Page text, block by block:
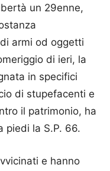
un 29enne,
armi od oggetti
di ieri, la
in specifici
di stupefacenti e
il patrimonio, ha
piedi la S.P. 66.
e hanno